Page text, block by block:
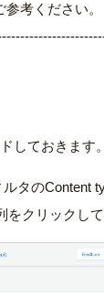
考ください。
しておきます。
タのContent
クリックし